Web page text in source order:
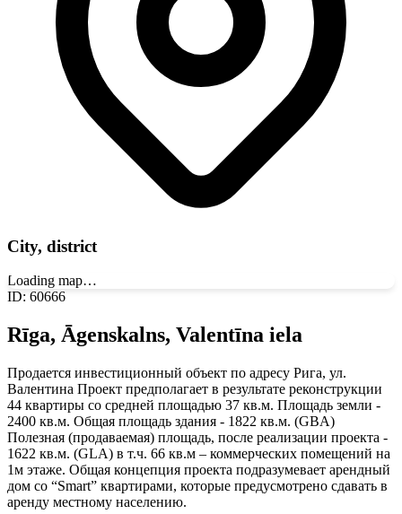
City, district
Loading map…
ID: 60666
Rīga, Āgenskalns, Valentīna iela
Продается инвестиционный объект по адресу Рига, ул.
Валентина Проект предполагает в результате реконструкции
44 квартиры со средней площадью 37 кв.м. Площадь земли -
2400 кв.м. Общая площадь здания - 1822 кв.м. (GBA)
Полезная (продаваемая) площадь, после реализации проекта -
1622 кв.м. (GLA) в т.ч. 66 кв.м – коммерческих помещений на
1м этаже. Общая концепция проекта подразумевает арендный
дом со “Smart” квартирами, которые предусмотрено сдавать в
аренду местному населению.